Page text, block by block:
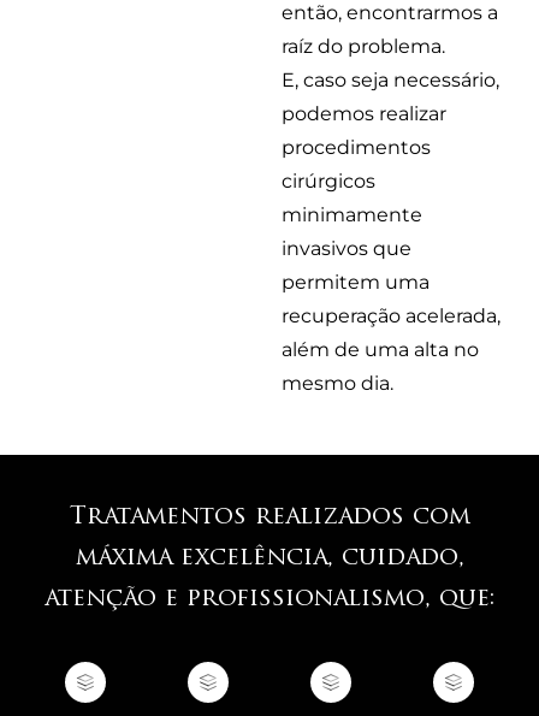
então, encontrarmos a
raíz do problema.
E, caso seja necessário,
podemos realizar
procedimentos
cirúrgicos
minimamente
invasivos que
permitem uma
recuperação acelerada,
além de uma alta no
mesmo dia.
Tratamentos realizados com
máxima excelência, cuidado,
atenção e profissionalismo, que: